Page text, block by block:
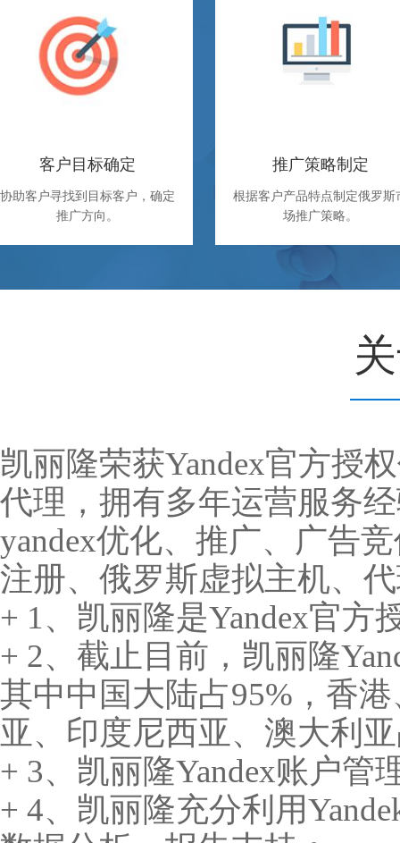
客户目标确定
协助客户寻找到目标客户，确定
推广方向。
推广策略制定
根据客户产品特点制定俄罗斯
场推广策略。
凯丽隆荣获Yandex官方授
代理，拥有多年运营服务
yandex优化、推广、广告
注册、俄罗斯虚拟主机、
+ 1、凯丽隆是Yandex官方
+ 2、截止目前，凯丽隆
其中中国大陆占95%，香
亚、印度尼西亚、澳大利
+ 3、凯丽隆Yandex账户管
+ 4、凯丽隆充分利用